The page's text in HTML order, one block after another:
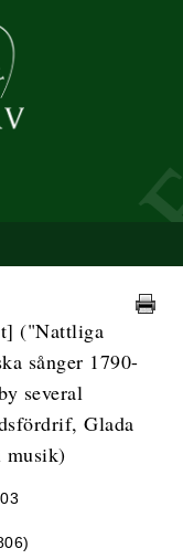
("Nattliga
sånger 1790-
several
Glada
musik)